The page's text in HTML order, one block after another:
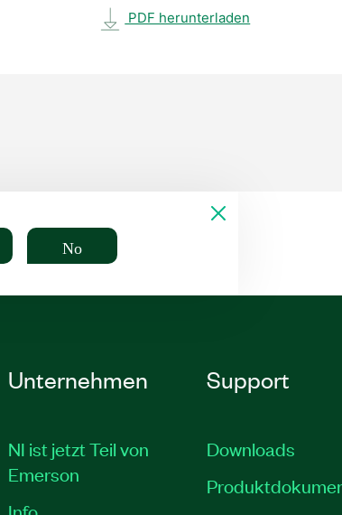
PDF herunterladen
No
Unternehmen
NI ist jetzt Teil von
Emerson
Info
Support
Downloads